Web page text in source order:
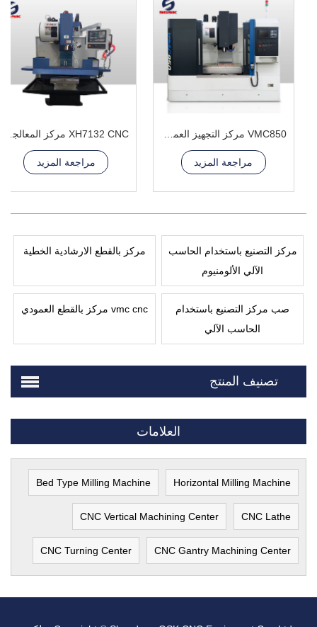
VMC850 مركز التجهيز العمودي
مراجعة المزيد
XH7132 CNC مركز المعالجة العمودي
مراجعة المزيد
مركز التصنيع باستخدام الحاسب
الآلي الألومنيوم
مركز بالقطع الارشادية الخطية
صب مركز التصنيع باستخدام
الحاسب الآلي
vmc cnc مركز بالقطع العمودي
تصنيف المنتج
العلامات
Horizontal Milling Machine
Bed Type Milling Machine
CNC Lathe
CNC Vertical Machining Center
CNC Gantry Machining Center
CNC Turning Center